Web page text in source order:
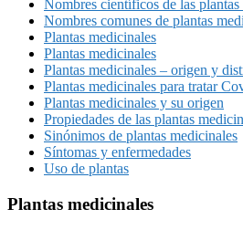
Nombres científicos de las
Nombres comunes de plantas
Plantas medicinales
Plantas medicinales
Plantas medicinales – origen y
Plantas medicinales para tratar
Plantas medicinales y su origen
Propiedades de las plantas
Sinónimos de plantas medicinales
Síntomas y enfermedades
Uso de plantas
Plantas medicinales